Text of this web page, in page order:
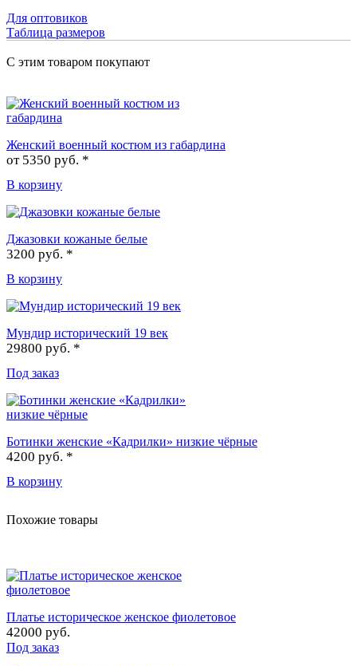
Для оптовиков
Таблица размеров
С этим товаром покупают
Женский военный костюм из габардина
от 5350 руб. *
В корзину
Джазовки кожаные белые
3200 руб. *
В корзину
Мундир исторический 19 век
29800 руб. *
Под заказ
Ботинки женские «Кадрилки» низкие чёрные
4200 руб. *
В корзину
Похожие товары
Платье историческое женское фиолетовое
42000 руб.
Под заказ